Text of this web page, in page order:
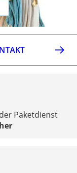
Paketdienst